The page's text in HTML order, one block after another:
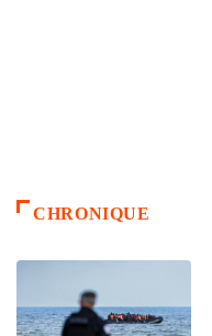
CHRONIQUE